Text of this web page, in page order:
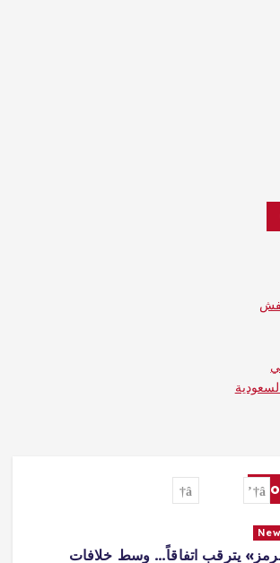
يترقب اتفاقاً… وسط خلافات